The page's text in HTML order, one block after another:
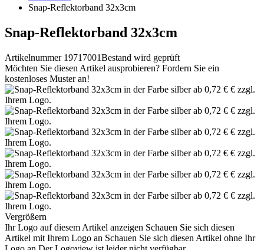
Snap-Reflektorband 32x3cm
Snap-Reflektorband 32x3cm
Artikelnummer 19717001Bestand wird geprüft
Möchten Sie diesen Artikel ausprobieren? Fordern Sie ein
kostenloses Muster an!
Vergrößern
Ihr Logo auf diesem Artikel anzeigen Schauen Sie sich diesen
Artikel mit Ihrem Logo an Schauen Sie sich diesen Artikel ohne Ihr